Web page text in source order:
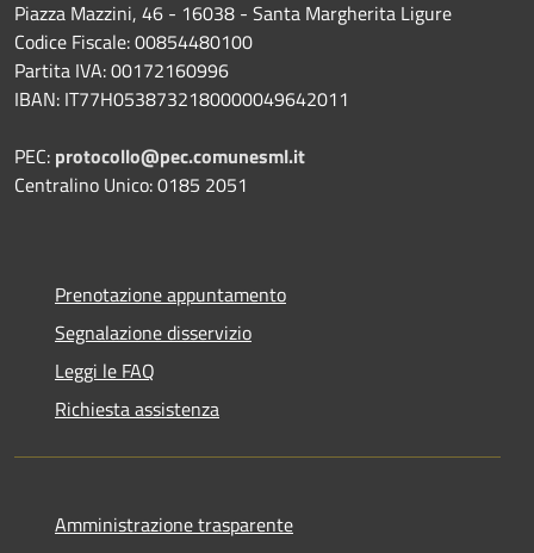
Piazza Mazzini, 46 - 16038 - Santa Margherita Ligure
Codice Fiscale: 00854480100
Partita IVA: 00172160996
IBAN: IT77H0538732180000049642011
PEC: protocollo@pec.comunesml.it
Centralino Unico: 0185 2051
Prenotazione appuntamento
Segnalazione disservizio
Leggi le FAQ
Richiesta assistenza
Amministrazione trasparente